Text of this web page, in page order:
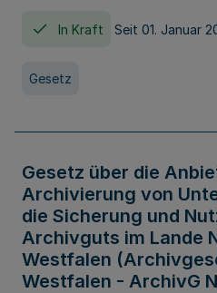
In Kraft Seit 01. Januar
Gesetz
Gesetz über die
Archivierung von
die Sicherung und
Archivguts im Lande
Westfalen
Westfalen - ArchivG